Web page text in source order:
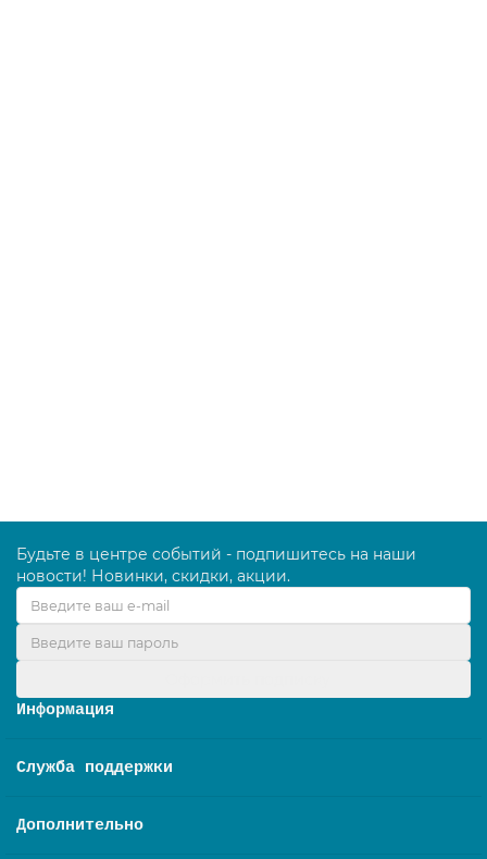
Будьте в центре событий - подпишитесь на наши
новости! Новинки, скидки, акции.
Информация
Служба поддержки
Дополнительно